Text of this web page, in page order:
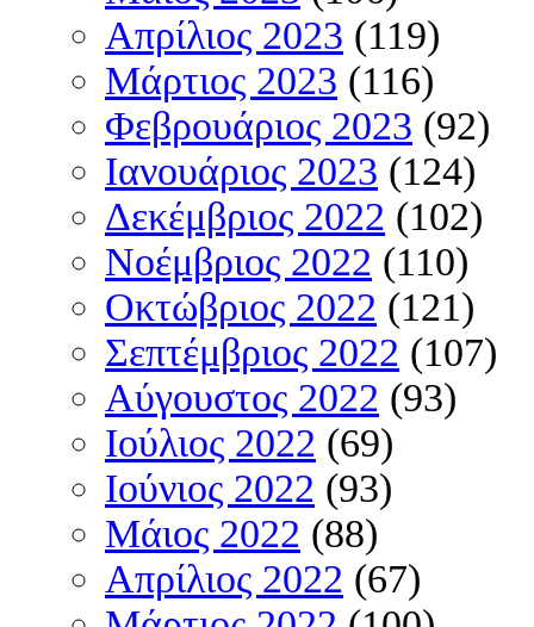
Απρίλιος 2023 (119)
Μάρτιος 2023 (116)
Φεβρουάριος 2023 (92)
Ιανουάριος 2023 (124)
Δεκέμβριος 2022 (102)
Νοέμβριος 2022 (110)
Οκτώβριος 2022 (121)
Σεπτέμβριος 2022 (107)
Αύγουστος 2022 (93)
Ιούλιος 2022 (69)
Ιούνιος 2022 (93)
Μάιος 2022 (88)
Απρίλιος 2022 (67)